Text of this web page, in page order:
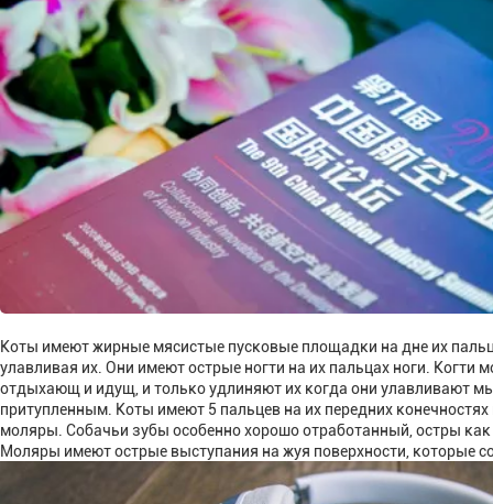
Коты имеют жирные мясистые пусковые площадки на дне их
улавливая их. Они имеют острые ногти на их пальцах ноги.
отдыхающ и идущ, и только удлиняют их когда они улавливают
притупленным. Коты имеют 5 пальцев на их передних
моляры. Собачьи зубы особенно хорошо отработанный, остры
Моляры имеют острые выступания на жуя поверхности, которые